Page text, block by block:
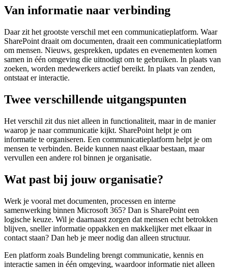
Van informatie naar verbinding
Daar zit het grootste verschil met een communicatieplatform. Waar
SharePoint draait om documenten, draait een communicatieplatform
om mensen. Nieuws, gesprekken, updates en evenementen komen
samen in één omgeving die uitnodigt om te gebruiken. In plaats van
zoeken, worden medewerkers actief bereikt. In plaats van zenden,
ontstaat er interactie.
Twee verschillende uitgangspunten
Het verschil zit dus niet alleen in functionaliteit, maar in de manier
waarop je naar communicatie kijkt. SharePoint helpt je om
informatie te organiseren. Een communicatieplatform helpt je om
mensen te verbinden. Beide kunnen naast elkaar bestaan, maar
vervullen een andere rol binnen je organisatie.
Wat past bij jouw organisatie?
Werk je vooral met documenten, processen en interne
samenwerking binnen Microsoft 365? Dan is SharePoint een
logische keuze. Wil je daarnaast zorgen dat mensen echt betrokken
blijven, sneller informatie oppakken en makkelijker met elkaar in
contact staan? Dan heb je meer nodig dan alleen structuur.
Een platform zoals Bundeling brengt communicatie, kennis en
interactie samen in één omgeving, waardoor informatie niet alleen